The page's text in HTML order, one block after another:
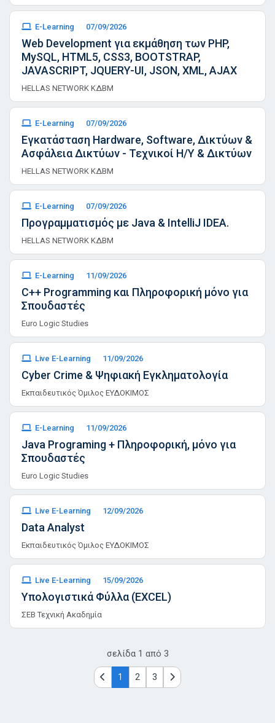
E-Learning 07/09/2026
Web Development για εκμάθηση των PHP,
MySQL, HTML5, CSS3, BOOTSTRAP,
JAVASCRIPT, JQUERY-UI, JSON, XML, AJAX
HELLAS NETWORK ΚΔΒΜ
E-Learning 07/09/2026
Εγκατάσταση Hardware, Software, Δικτύων &
Ασφάλεια Δικτύων - Τεχνικοί Η/Υ & Δικτύων
HELLAS NETWORK ΚΔΒΜ
E-Learning 07/09/2026
Προγραμματισμός με Java & IntelliJ IDEA.
HELLAS NETWORK ΚΔΒΜ
E-Learning 11/09/2026
C++ Programming και Πληροφορική μόνο για
Σπουδαστές
Euro Logic Studies
Live E-Learning 11/09/2026
Cyber Crime & Ψηφιακή Εγκληματολογία
Εκπαιδευτικός Όμιλος ΕΥΔΟΚΙΜΟΣ
E-Learning 11/09/2026
Java Programing + Πληροφορική, μόνο για
Σπουδαστές
Euro Logic Studies
Live E-Learning 12/09/2026
Data Analyst
Εκπαιδευτικός Όμιλος ΕΥΔΟΚΙΜΟΣ
Live E-Learning 15/09/2026
Υπολογιστικά Φύλλα (EXCEL)
ΣΕΒ Τεχνική Ακαδημία
σελίδα 1 από 3
1 2 3